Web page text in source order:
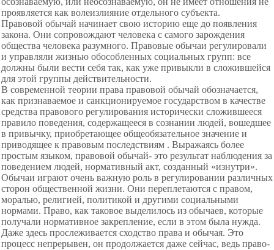
проявляется как волеизлияние отдельного субъекта.
Правовой обычай начинает свою историю еще до появления
закона. Они сопровождают человека с самого зарождения
общества человека разумного. Правовые обычаи регулировали
и управляли жизнью обособленных социальных групп: все
должны были вести себя так, как уже привыкли в сложившейся
для этой группы действительности.
В современной теории права правовой обычай обозначается,
как признаваемое и санкционируемое государством в качестве
средства правового регулирования исторически сложившееся
правило поведения, содержащееся в сознании людей, вошедшее
в привычку, приобретающее общеобязательное значение и
приводящее к правовым последствиям . Выражаясь более
простым языком, правовой обычай- это результат наблюдения за
поведением людей, нормативный акт, созданный «изнутри».
Обычаи играют очень важную роль в регулировании различных
сторон общественной жизни. Они переплетаются с правом,
моралью, религией, политикой и другими социальными
нормами. Право, как таковое выделилось из обычаев, которые
получали нормативное закрепление, если в этом была нужда.
Даже здесь прослеживается сходство права и обычая. Это
процесс непрерывен, он продолжается даже сейчас, ведь право-